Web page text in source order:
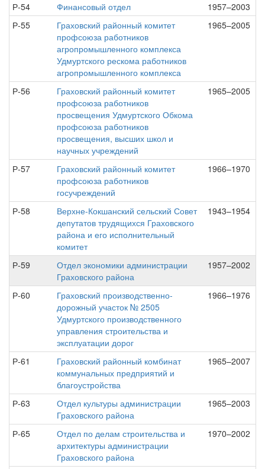
Р-54 Финансовый отдел
1957–2003
Р-55
Граховский районный комитет
профсоюза работников
агропромышленного комплекса
Удмуртского рескома работников
агропромышленного комплекса
1965–2005
Р-56
Граховский районный комитет
профсоюза работников
просвещения Удмуртского Обкома
профсоюза работников
просвещения, высших школ и
научных учреждений
1965–2005
Р-57
Граховский районный комитет
профсоюза работников
госучреждений
1966–1970
Р-58
Верхне-Кокшанский сельский Совет
депутатов трудящихся Граховского
района и его исполнительный
комитет
1943–1954
Р-59
Отдел экономики администрации
Граховского района
1957–2002
Р-60
Граховский производственно-
дорожный участок № 2505
Удмуртского производственного
управления строительства и
эксплуатации дорог
1966–1976
Р-61
Граховский районный комбинат
коммунальных предприятий и
благоустройства
1965–2007
Р-63
Отдел культуры администрации
Граховского района
1965–2003
Р-65
Отдел по делам строительства и
архитектуры администрации
Граховского района
1970–2002